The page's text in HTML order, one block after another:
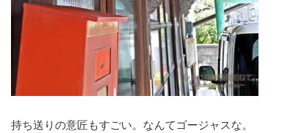
持ち送りの意匠もすごい。なんてゴージャスな。